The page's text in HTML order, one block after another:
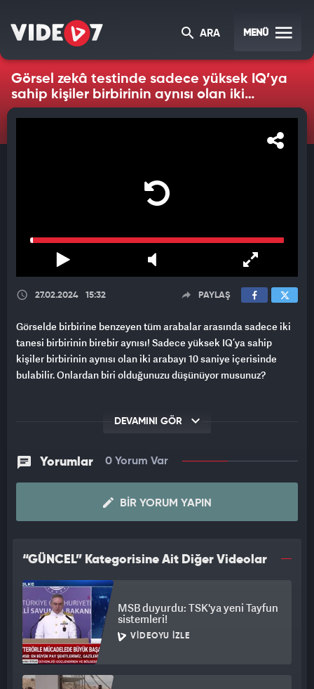
ARA MENÜ
Görsel zekâ testinde sadece yüksek IQ’ya
sahip kişiler birbirinin aynısı olan iki
arabayı bulabilir...
27.02.2024 15:32 PAYLAŞ
Görselde birbirine benzeyen tüm arabalar arasında sadece iki
tanesi birbirinin birebir aynısı! Sadece yüksek IQ’ya sahip
kişiler birbirinin aynısı olan iki arabayı 10 saniye içerisinde
bulabilir. Onlardan biri olduğunuzu düşünüyor musunuz?
DEVAMINI GÖR
Yorumlar 0 Yorum Var
BIR YORUM YAPIN
“GÜNCEL” Kategorisine Ait Diğer Videolar
MSB duyurdu: TSK'ya yeni Tayfun
sistemleri!
VIDEOYU İZLE